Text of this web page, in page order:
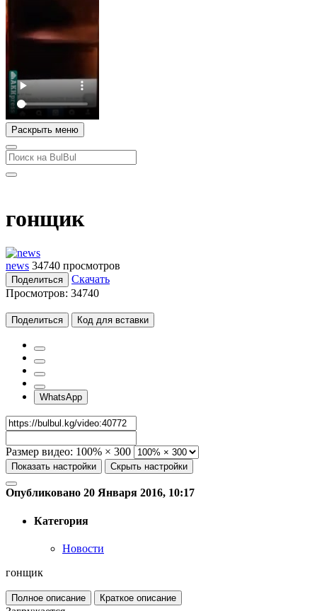
Раскрыть меню
гонщик
news 34740 просмотров
Поделиться
Скачать
Просмотров: 34740
Поделиться Код для вставки
WhatsApp
Размер видео: 100% × 300
Показать настройки Скрыть настройки
Опубликовано 20 Января 2016, 10:17
Категория
Новости
гонщик
Полное описание Краткое описание